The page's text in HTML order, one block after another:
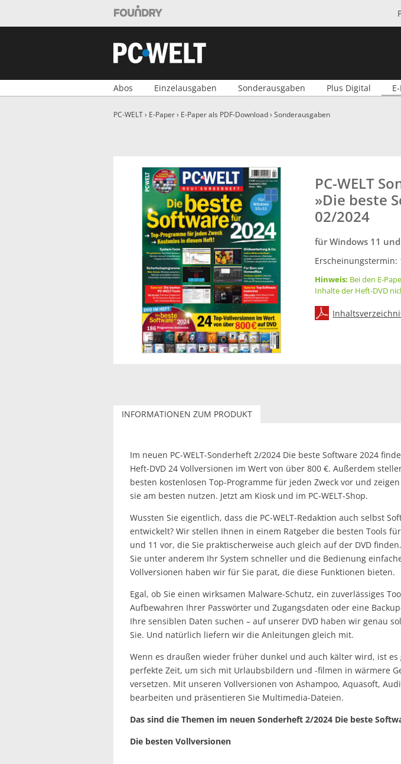
Abos Einzelausgaben Sonderausgaben Plus Digital
PC-WELT› E-Paper› E-Paper als PDF-Download› Sonderausgaben
PC-WELT
»Die beste
02/2024
für Windows 11
Erscheinungstermin:
Hinweis: Bei den E-
Inhalte der Heft-DVD
INFORMATIONEN ZUM PRODUKT
Im neuen PC-WELT-Sonderheft 2/2024 Die beste Software 2024
Heft-DVD 24 Vollversionen im Wert von über 800 €. Außerdem
besten kostenlosen Top-Programme für jeden Zweck vor und
sie am besten nutzen. Jetzt am Kiosk und im PC-WELT-Shop.
Wussten Sie eigentlich, dass die PC-WELT-Redaktion auch selbst
entwickelt? Wir stellen Ihnen in einem Ratgeber die besten Tools
und 11 vor, die Sie praktischerweise auch gleich auf der DVD
Sie unter anderem Ihr System schneller und die Bedienung
Vollversionen haben wir für Sie parat, die diese Funktionen bieten.
Egal, ob Sie einen wirksamen Malware-Schutz, ein zuverlässiges
Aufbewahren Ihrer Passwörter und Zugangsdaten oder eine
Ihre sensiblen Daten suchen – auf unserer DVD haben wir genau
Sie. Und natürlich liefern wir die Anleitungen gleich mit.
Wenn es draußen wieder früher dunkel und auch kälter wird, ist es
perfekte Zeit, um sich mit Urlaubsbildern und -filmen in wärmere
versetzen. Mit unseren Vollversionen von Ashampoo, Aquasoft,
bearbeiten und präsentieren Sie Multimedia-Dateien.
Das sind die Themen im neuen Sonderheft 2/2024 Die beste
Die besten Vollversionen